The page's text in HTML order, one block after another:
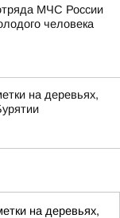
МЧС России
человека
на деревьях,
на деревьях,